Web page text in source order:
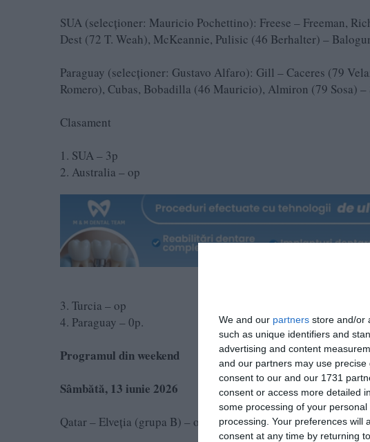
We and our partners store and/or
such as unique identifiers and
advertising and content
and our partners may use
consent to our and our 1731
consent or access more detailed
some processing of your
processing. Your preferences will
consent at any time by returning
SUA (selecționer: Mauricio Pochettino): Freese – Freeman,
Dest (72 T. Weah), McKeannie, Pulisic (46 Berhalter) –
Paraguay (selecționer: Gustavo Alfaro): Gill – Caceres (79
Romero), Cubas, Bobadilla (46 Mauricio), Almiron (79 Sosa)
Clasament
1. SUA – 3p
2. Australia – op
3. Turcia – op
4. Paraguay – 0p.
Programul din weekend
Sâmbătă, 13 iunie 2026
Qatar – Elveția (grupa B) – ora 22.00, Santa Clara, SUA